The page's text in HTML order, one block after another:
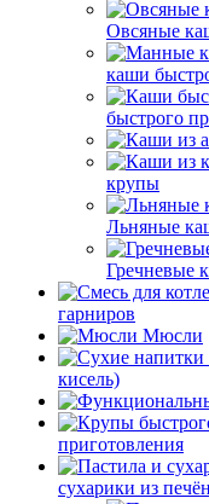
Овсяные
каши
быстрого
крупы
Льняные
Гречневые
гарниров
Мюсли
кисель)
приготовления
сухарики из